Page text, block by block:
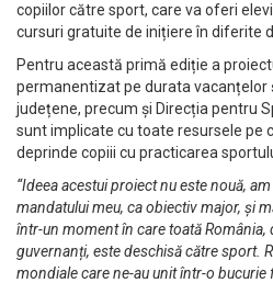
copiilor către sport, care va oferi
cursuri gratuite de inițiere în diferite
Pentru această primă ediție a
permanentizat pe durata vacanțelor
județene, precum și Direcția pentru
sunt implicate cu toate resursele pe
deprinde copiii cu practicarea
“Ideea acestui proiect nu este nouă,
mandatului meu, ca obiectiv major, și
într-un moment în care toată România,
guvernanți, este deschisă către sport.
mondiale care ne-au unit într-o